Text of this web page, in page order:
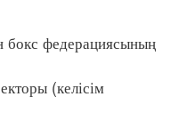
федерациясының
(келісім